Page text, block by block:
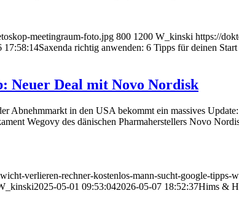
meetingraum-foto.jpg 800 1200 W_kinski https://
17:58:14Saxenda richtig anwenden: 6 Tipps für deinen
Neuer Deal mit Novo Nordisk
Abnehmmarkt in den USA bekommt ein massives
Wegovy des dänischen Pharmaherstellers Novo
verlieren-rechner-kostenlos-mann-sucht-google-tipps-
2025-05-01 09:53:042026-05-07 18:52:37Hims &